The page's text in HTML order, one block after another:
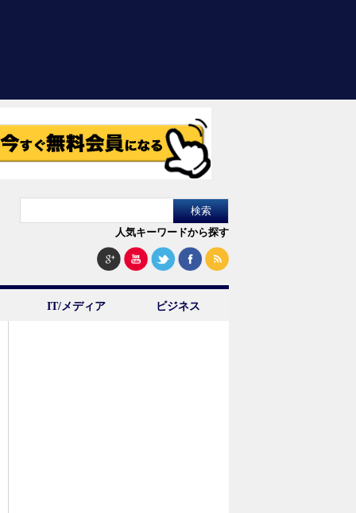
人気キーワードから探す
IT/メディア ビジネス